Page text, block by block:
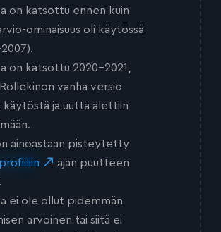
on katsottu ennen kuin
ominaisuus oli käytössä
on katsottu 2020-2021,
vanha versio
käytöstä ja uutta alettiin
ainoastaan pisteytetty
ajan puutteen
ei ole ollut pidemmän
arvoinen tai siitä ei